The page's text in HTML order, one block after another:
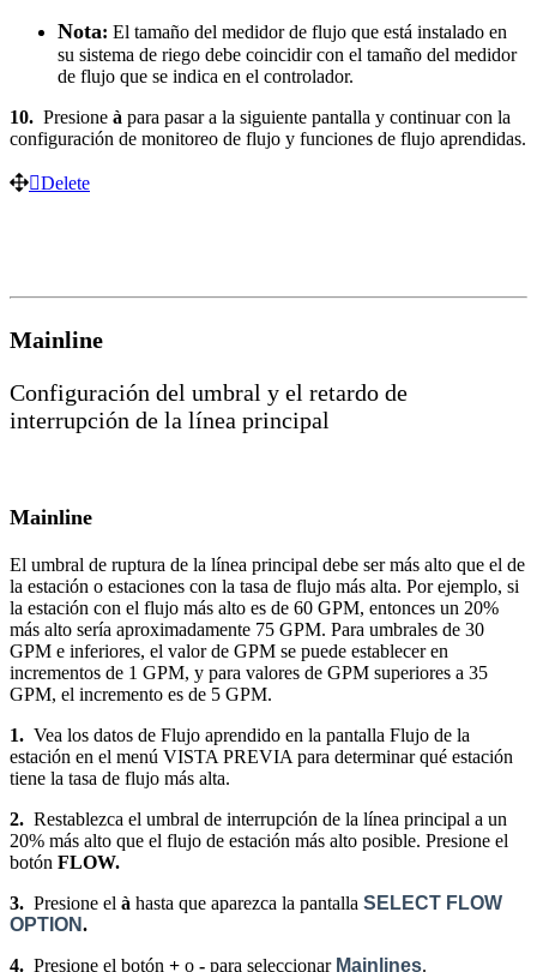
Nota: El tamaño del medidor de flujo que está instalado en
su sistema de riego debe coincidir con el tamaño del medidor
de flujo que se indica en el controlador.
10. Presione à para pasar a la siguiente pantalla y continuar con la
configuración de monitoreo de flujo y funciones de flujo aprendidas.
Delete
Mainline
Configuración del umbral y el retardo de
interrupción de la línea principal
Mainline
El umbral de ruptura de la línea principal debe ser más alto que el de
la estación o estaciones con la tasa de flujo más alta. Por ejemplo, si
la estación con el flujo más alto es de 60 GPM, entonces un 20%
más alto sería aproximadamente 75 GPM. Para umbrales de 30
GPM e inferiores, el valor de GPM se puede establecer en
incrementos de 1 GPM, y para valores de GPM superiores a 35
GPM, el incremento es de 5 GPM.
1. Vea los datos de Flujo aprendido en la pantalla Flujo de la
estación en el menú VISTA PREVIA para determinar qué estación
tiene la tasa de flujo más alta.
2. Restablezca el umbral de interrupción de la línea principal a un
20% más alto que el flujo de estación más alto posible. Presione el
botón FLOW.
3. Presione el à hasta que aparezca la pantalla SELECT FLOW
OPTION.
4. Presione el botón + o - para seleccionar Mainlines.